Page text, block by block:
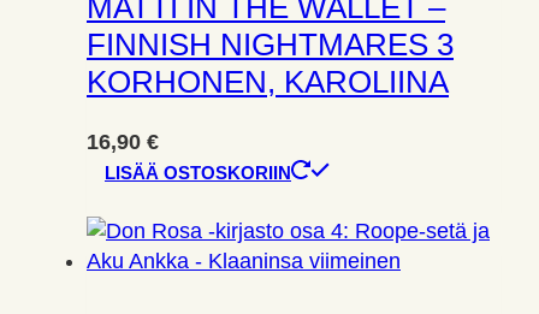
MATTI IN THE WALLET –
FINNISH NIGHTMARES 3
KORHONEN, KAROLIINA
16,90 €
LISÄÄ OSTOSKORIIN